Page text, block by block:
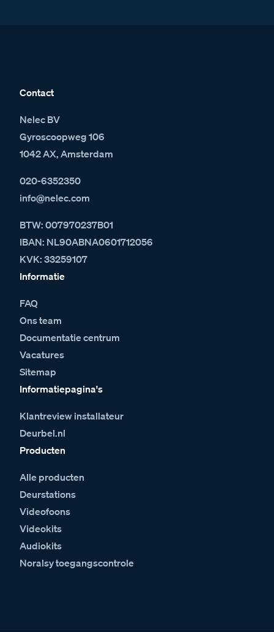
Contact
Nelec BV
Gyroscoopweg 106
1042 AX, Amsterdam
020-6352350
info@nelec.com
BTW: 007970237B01
IBAN: NL90ABNA0601712056
KVK: 33259107
Informatie
FAQ
Ons team
Documentatie centrum
Vacatures
Sitemap
Informatiepagina's
Klantreview installateur
Deurbel.nl
Producten
Alle producten
Deurstations
Videofoons
Videokits
Audiokits
Noralsy toegangscontrole